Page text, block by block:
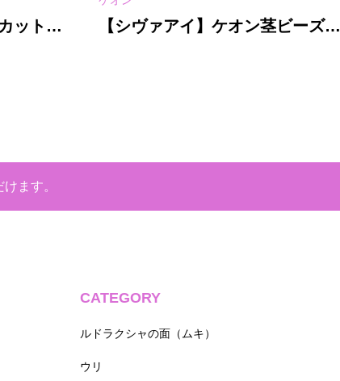
ット水
【シヴァアイ】ケオン茎ビーズと
ます。
CATEGORY
ルドラクシャの面（ムキ）
ウリ